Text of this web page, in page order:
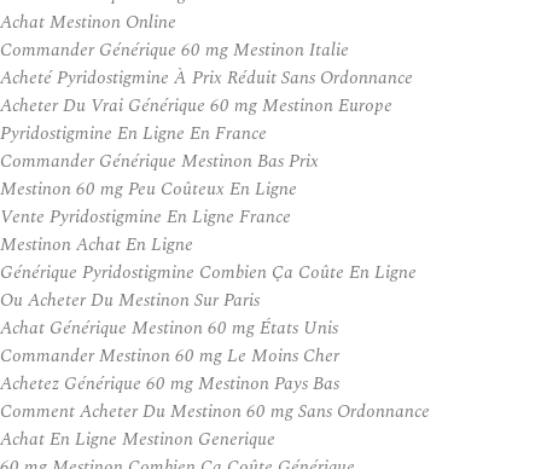
Achat Mestinon Online
Commander Générique 60 mg Mestinon Italie
Acheté Pyridostigmine À Prix Réduit Sans Ordonnance
Acheter Du Vrai Générique 60 mg Mestinon Europe
Pyridostigmine En Ligne En France
Commander Générique Mestinon Bas Prix
Mestinon 60 mg Peu Coûteux En Ligne
Vente Pyridostigmine En Ligne France
Mestinon Achat En Ligne
Générique Pyridostigmine Combien Ça Coûte En Ligne
Ou Acheter Du Mestinon Sur Paris
Achat Générique Mestinon 60 mg États Unis
Commander Mestinon 60 mg Le Moins Cher
Achetez Générique 60 mg Mestinon Pays Bas
Comment Acheter Du Mestinon 60 mg Sans Ordonnance
Achat En Ligne Mestinon Generique